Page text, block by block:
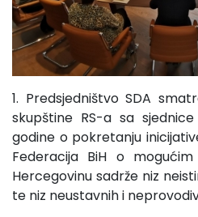
1. Predsjedništvo SDA
skupštine RS-a sa sjednice
godine o pokretanju
Federacija BiH o
Hercegovinu sadrže niz
te niz neustavnih i